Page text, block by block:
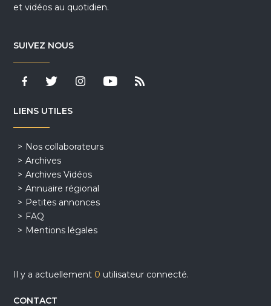
et vidéos au quotidien.
SUIVEZ NOUS
LIENS UTILES
Nos collaborateurs
Archives
Archives Vidéos
Annuaire régional
Petites annonces
FAQ
Mentions légales
Il y a actuellement 0 utilisateur connecté.
CONTACT